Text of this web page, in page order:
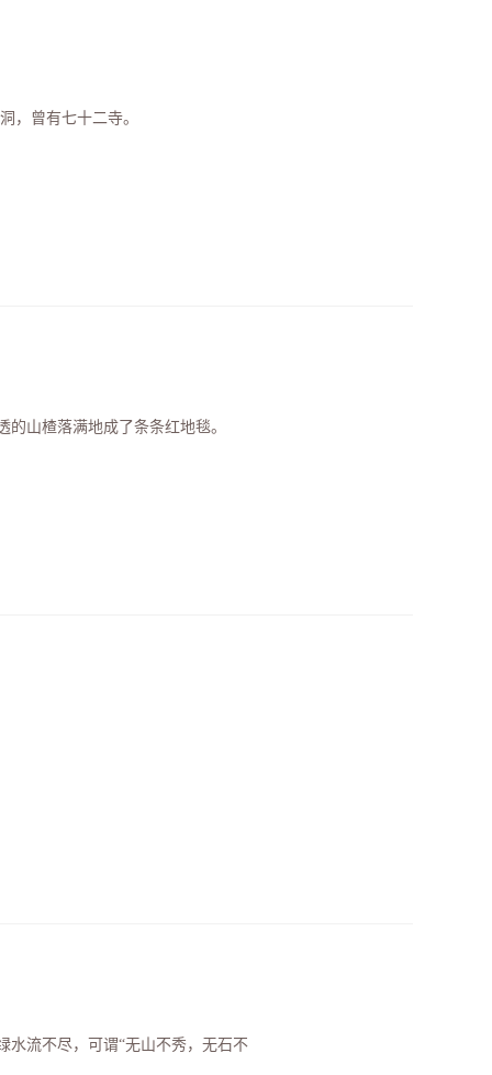
，曾有七十二寺。
山楂落满地成了条条红地毯。
水流不尽，可谓“无山不秀，无石不